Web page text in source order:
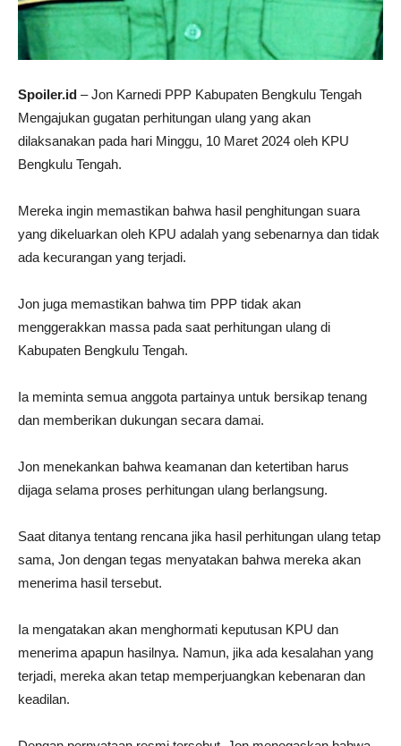
Spoiler.id – Jon Karnedi PPP Kabupaten Bengkulu Tengah
Mengajukan gugatan perhitungan ulang yang akan
dilaksanakan pada hari Minggu, 10 Maret 2024 oleh KPU
Bengkulu Tengah.
Mereka ingin memastikan bahwa hasil penghitungan suara
yang dikeluarkan oleh KPU adalah yang sebenarnya dan tidak
ada kecurangan yang terjadi.
Jon juga memastikan bahwa tim PPP tidak akan
menggerakkan massa pada saat perhitungan ulang di
Kabupaten Bengkulu Tengah.
Ia meminta semua anggota partainya untuk bersikap tenang
dan memberikan dukungan secara damai.
Jon menekankan bahwa keamanan dan ketertiban harus
dijaga selama proses perhitungan ulang berlangsung.
Saat ditanya tentang rencana jika hasil perhitungan ulang tetap
sama, Jon dengan tegas menyatakan bahwa mereka akan
menerima hasil tersebut.
Ia mengatakan akan menghormati keputusan KPU dan
menerima apapun hasilnya. Namun, jika ada kesalahan yang
terjadi, mereka akan tetap memperjuangkan kebenaran dan
keadilan.